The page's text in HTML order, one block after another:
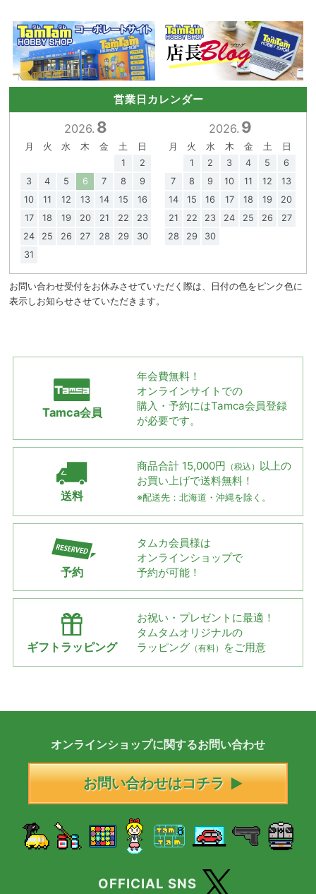
営業日カレンダー
2026. 8
月 火 水 木 金 土
日
1
2
3
4 5 6 7 8
9
10
11 12 13 14 15
16
17
18 19 20 21 22
23
24
25 26 27 28 29
30
31
2026. 9
月 火 水 木 金 土
日
1
2 3 4 5
6
7
8 9 10 11 12
13
14
15 16 17 18 19
20
21
22 23 24 25 26
27
28
29 30
お問い合わせ受付をお休みさせていただく際は、日付の色をピンク色に
表示しお知らせさせていただきます。
Tamca会員
年会費無料！
オンラインサイトでの
購入・予約にはTamca会員登録
が必要です。
送料
商品合計 15,000円 （税込） 以上の
お買い上げで送料無料！
※配送先：北海道・沖縄を除く。
予約
タムカ会員様は
オンラインショップで
予約が可能！
ギフトラッピング
お祝い・プレゼントに最適！
タムタムオリジナルの
ラッピング （有料） をご用意
オンラインショップに関するお問い合わせ
お問い合わせはコチラ
OFFICIAL SNS